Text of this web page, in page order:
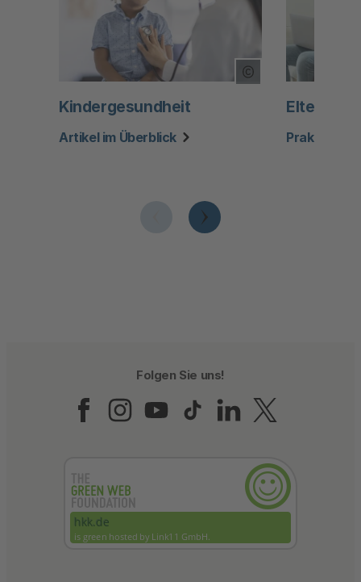
Copyright Tooltip
Kindergesundheit
Artikel im Überblick Praktische
Folgen Sie uns!
Folgen Sie uns auf
Folgen Sie uns auf
Folgen Sie uns
Folgen Sie
Folgen